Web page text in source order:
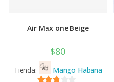
Air Max one Beige
$80
Tienda: Mango Habana